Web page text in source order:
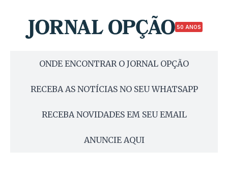
50 ANOS
ONDE ENCONTRAR O JORNAL OPÇÃO
RECEBA AS NOTÍCIAS NO SEU WHATSAPP
RECEBA NOVIDADES EM SEU EMAIL
ANUNCIE AQUI